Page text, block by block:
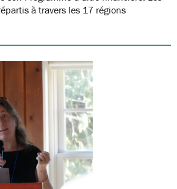
à travers les 17 régions